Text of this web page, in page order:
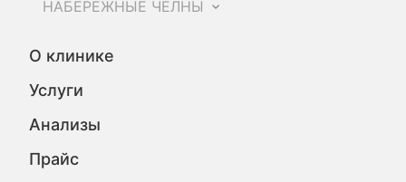
НАБЕРЕЖНЫЕ ЧЕЛНЫ
О клинике
Услуги
Анализы
Прайс